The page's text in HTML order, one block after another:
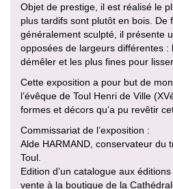
Objet de prestige, il est réalisé le
plus tardifs sont plutôt en bois. De
généralement sculpté, il présente
opposées de largeurs différentes :
démêler et les plus fines pour
Cette exposition a pour but de
l’évêque de Toul Henri de Ville
formes et décors qu’a pu revêtir
Commissariat de l’exposition :
Alde HARMAND, conservateur du
Toul.
Edition d’un catalogue aux
vente à la boutique de la